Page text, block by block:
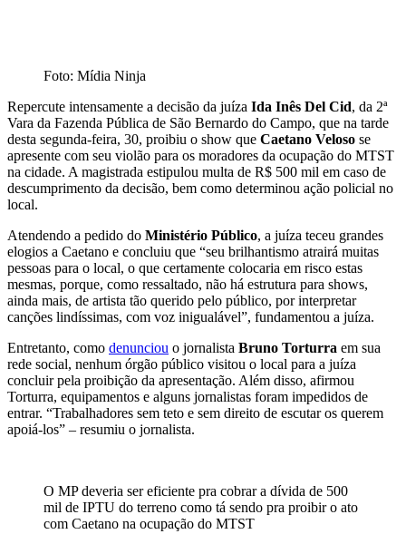
Foto: Mídia Ninja
Repercute intensamente a decisão da juíza Ida Inês Del Cid, da 2ª
Vara da Fazenda Pública de São Bernardo do Campo, que na tarde
desta segunda-feira, 30, proibiu o show que Caetano Veloso se
apresente com seu violão para os moradores da ocupação do MTST
na cidade. A magistrada estipulou multa de R$ 500 mil em caso de
descumprimento da decisão, bem como determinou ação policial no
local.
Atendendo a pedido do Ministério Público, a juíza teceu grandes
elogios a Caetano e concluiu que “seu brilhantismo atrairá muitas
pessoas para o local, o que certamente colocaria em risco estas
mesmas, porque, como ressaltado, não há estrutura para shows,
ainda mais, de artista tão querido pelo público, por interpretar
canções lindíssimas, com voz inigualável”, fundamentou a juíza.
Entretanto, como denunciou o jornalista Bruno Torturra em sua
rede social, nenhum órgão público visitou o local para a juíza
concluir pela proibição da apresentação. Além disso, afirmou
Torturra, equipamentos e alguns jornalistas foram impedidos de
entrar. “Trabalhadores sem teto e sem direito de escutar os querem
apoiá-los” – resumiu o jornalista.
O MP deveria ser eficiente pra cobrar a dívida de 500
mil de IPTU do terreno como tá sendo pra proibir o ato
com Caetano na ocupação do MTST